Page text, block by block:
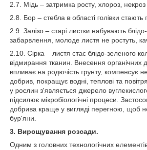
2.7. Мідь – затримка росту, хлороз, некроз
2.8. Бор – стебла в області голівки стають
2.9. Залізо – старі листки набувають
забарвлення, молоде листя не ростуть,
2.10. Сірка – листя стає блідо-зеленого
відмирання тканин. Внесення органічних
впливає на родючість грунту, компенсує
добрив, покращує водні, теплові та
у рослин з'являється джерело
підсилює мікробіологічні процеси.
добрива краще у вигляді перегною, щоб
бур'яни.
3. Вирощування розсади.
Одним з головних технологічних